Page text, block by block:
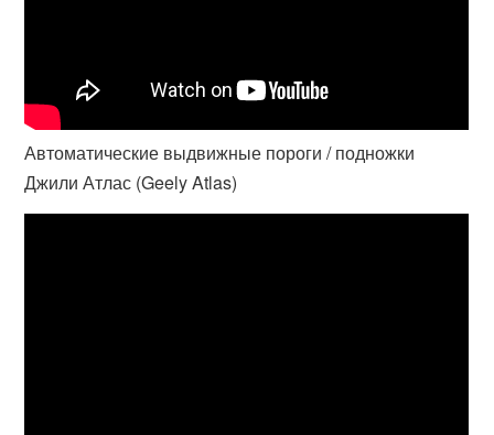
Автоматические выдвижные пороги / подножки
Джили Атлас (Geely Atlas)